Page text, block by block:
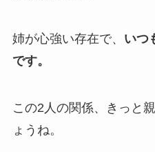
姉が心強い存在で、 いつ
です。
この2人の関係、きっと
ょうね。